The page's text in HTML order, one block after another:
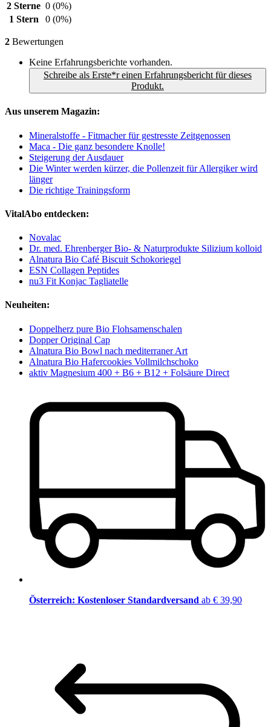
2 Sterne 0 (0%)
1 Stern
0 (0%)
2 Bewertungen
Keine Erfahrungsberichte vorhanden.
Schreibe als Erste*r einen Erfahrungsbericht für dieses
Produkt.
Aus unserem Magazin:
Mineralstoffe - Fitmacher für gestresste Zeitgenossen
Maca - Die ganz besondere Knolle!
Steigerung der Ausdauer
Die Winter werden kürzer, die Pollenzeit für Allergiker wird
länger
Die richtige Trainingsform
VitalAbo entdecken:
Novalac
Dr. med. Ehrenberger Bio- & Naturprodukte Silizium kolloid
Alnatura Bio Café Biscuit Schokoriegel
ESN Collagen Peptides
nu3 Fit Konjac Tagliatelle
Neuheiten:
Doppelherz pure Bio Flohsamenschalen
Dopper Original Cap
Alnatura Bio Bowl nach mediterraner Art
Alnatura Bio Hafercookies Vollmilchschoko
aktiv Magnesium 400 + B6 + B12 + Folsäure Direct
Österreich: Kostenloser Standardversand ab € 39,90